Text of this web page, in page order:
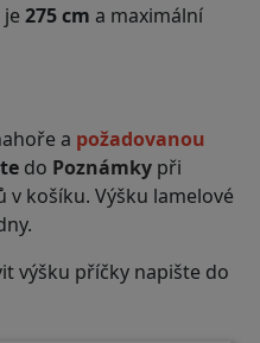
275 cm a maximální
a požadovanou
do Poznámky při
košíku. Výšku lamelové
výšku příčky napište do